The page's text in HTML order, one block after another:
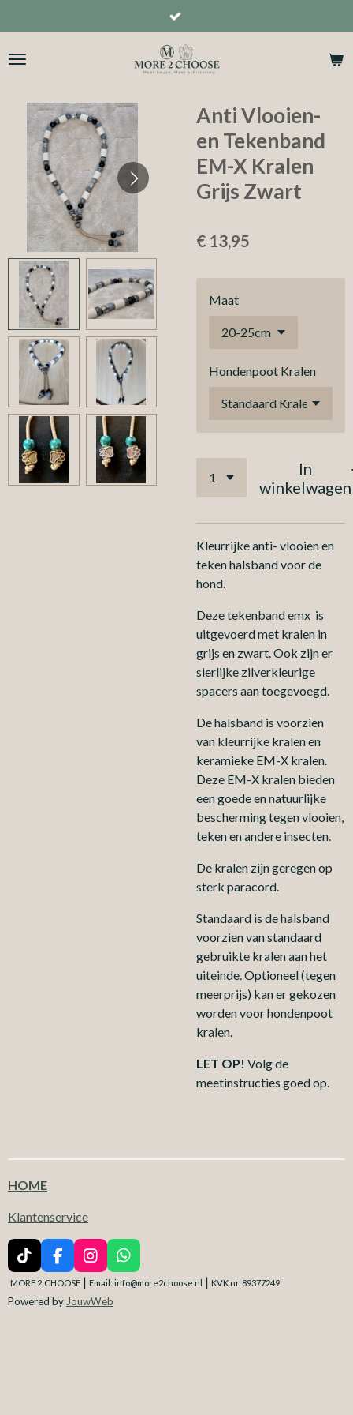
direct
naar
Anti Vlooien-
en Tekenband
EM-X Kralen
Grijs Zwart
€ 13,95
Maat
Hondenpoot Kralen
In
winkelwagen
Kleurrijke anti- vlooien en
teken halsband voor de
hond.
Deze tekenband emx is
uitgevoerd met kralen in
grijs en zwart. Ook zijn er
sierlijke zilverkleurige
spacers aan toegevoegd.
De halsband is voorzien
van kleurrijke kralen en
keramieke EM-X kralen.
Deze EM-X kralen bieden
een goede en natuurlijke
bescherming tegen vlooien,
teken en andere insecten.
De kralen zijn geregen op
sterk paracord.
Standaard is de halsband
voorzien van standaard
gebruikte kralen aan het
uiteinde. Optioneel (tegen
meerprijs) kan er gekozen
worden voor hondenpoot
kralen.
LET OP! Volg de
meetinstructies goed op.
HOME
Klantenservice
T
i
T
F
a
e
I
n
t
W
h
MORE 2 CHOOSE | Email: info@more2choose.nl | KVK nr. 89377249
Powered by JouwWeb